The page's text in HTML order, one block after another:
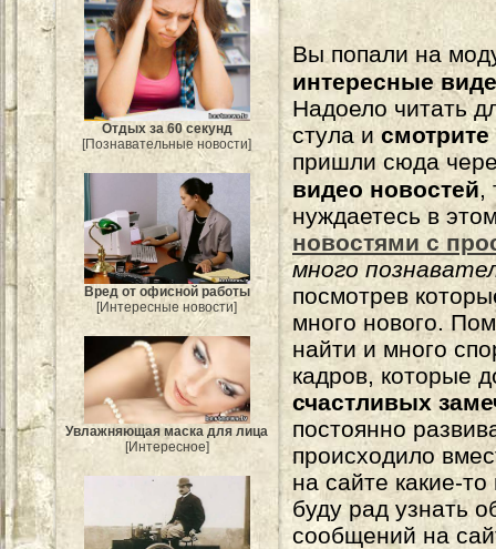
Отдых за 60 секунд
[Познавательные новости]
Вред от офисной работы
[Интересные новости]
Увлажняющая маска для лица
[Интересное]
Вы попали на
интересные
Надоело читать
стула и
пришли сюда
видео новостей,
нуждаетесь в
новостями с
много
посмотрев
много нового.
найти и много
кадров, которые
счастливых
постоянно
происходило
на сайте какие-
буду рад узнать
сообщений на